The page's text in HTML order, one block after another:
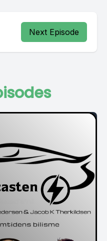
Next Episode